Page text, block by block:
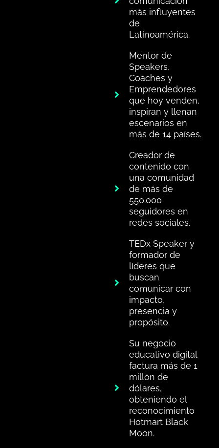
más influyentes
de
Latinoamérica.
Mentor de
Speakers,
Coaches y
Emprendedores
que hoy venden,
inspiran y llenan
escenarios en
más de 14 países.
Creador de
contenido con
una comunidad
de más de
550.000
seguidores en
redes sociales.
TEDx Speaker y
formador de
líderes que
buscan
comunicar con
impacto,
presencia y
propósito.
Su negocio
educativo digital
factura más de 1
millón de
dólares,
obteniendo el
reconocimiento
Hotmart Black
Moon.